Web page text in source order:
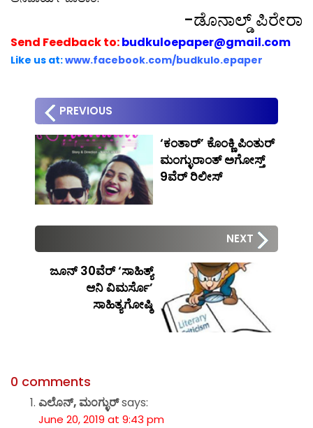
-ಡೊನಾಲ್ಡ್ ಪಿರೇರಾ
Send Feedback to:budkuloepaper@gmail.com
Like us at:www.facebook.com/budkulo.epaper
PREVIOUS
‘ಕಂತಾರ್’ ಕೊಂಕ್ಣಿ ಪಿಂತುರ್
ಮಂಗ್ಳುರಾಂತ್ ಅಗೋಸ್ತ್
9ವೆರ್ ರಿಲೀಸ್
NEXT
ಜೂನ್ 30ವೆರ್ ‘ಸಾಹಿತ್ಯ್
ಆನಿ ವಿಮರ್ಸೊ’
ಸಾಹಿತ್ಯಗೋಷ್ಠಿ
0 comments
ಎಲೊನ್, ಮಂಗ್ಳುರ್says:
June 20, 2019 at 9:43 pm